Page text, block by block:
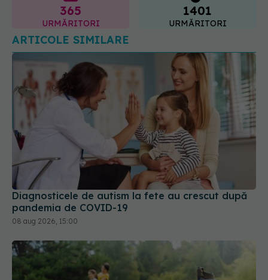
ARTICOLE SIMILARE
Diagnosticele de autism la fete au crescut după
pandemia de COVID-19
08 aug 2026, 15:00